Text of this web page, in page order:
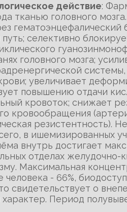
действие:
тканью головного
селективно
головного мозга;
увеличивает
повышению отдачи
кровоток; снижает
кровообращения
резистентность).
в ишемизированных
внутрь достигает
отделах желудочно-
Максимальная
человека - 66%,
свидетельствует о
Период